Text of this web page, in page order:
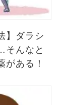
】ダラシ
そんなと
がある！